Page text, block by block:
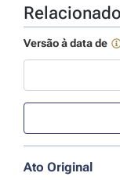
Versão à data de
Use a tecla de
Ato Original